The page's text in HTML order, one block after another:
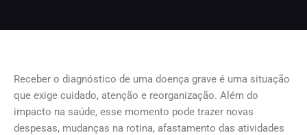
Receber o diagnóstico de uma doença grave é uma situação
que exige cuidado, atenção e reorganização. Além do
impacto na saúde, esse momento pode trazer novas
despesas, mudanças na rotina, afastamento das atividades